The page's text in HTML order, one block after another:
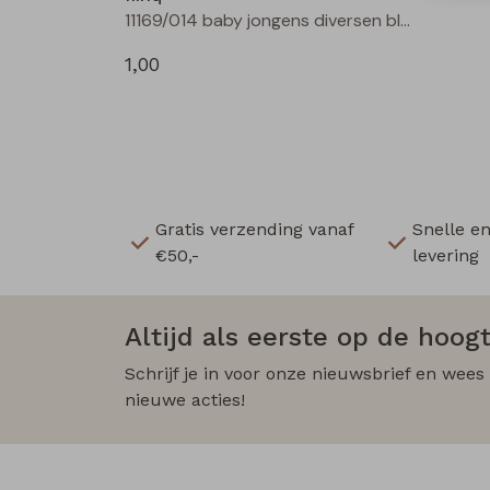
11169/014 baby jongens diversen bleu
1,00
Gratis verzending vanaf
€50,-
Snelle
levering
Altijd als eerste op de
Schrijf je in voor onze nieuwsbrief en
nieuwe acties!